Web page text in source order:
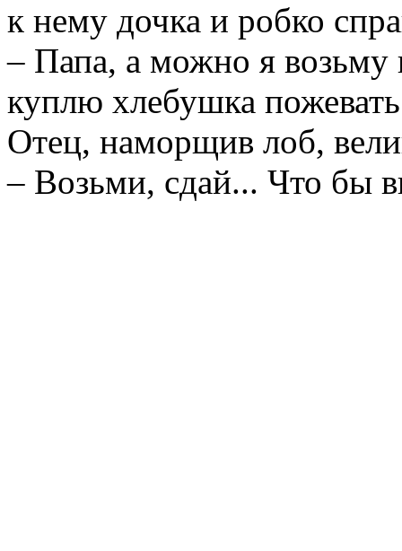
к нему дочка и робко
– Папа, а можно я возьму
куплю хлебушка
Отец, наморщив лоб,
– Возьми, сдай... Что бы